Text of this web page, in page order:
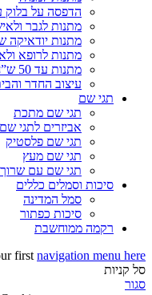
הדפסה על בלוק
מתנות לגבר
מתנות יודאיקה
מתנות לרופא
מתנות עד 50 ש”ח
עיצוב החדר
תגי שם
תגי שם מתכת
אביזרים לתגי שם
תגי שם פלסטיק
תגי שם מעץ
תגי שם עם שרוך
סיכות וסמלים כללים
סמל המדינה
סיכות כפתור
רקמה ממוחשבת
first navigation menu here
סל קניות
סגור